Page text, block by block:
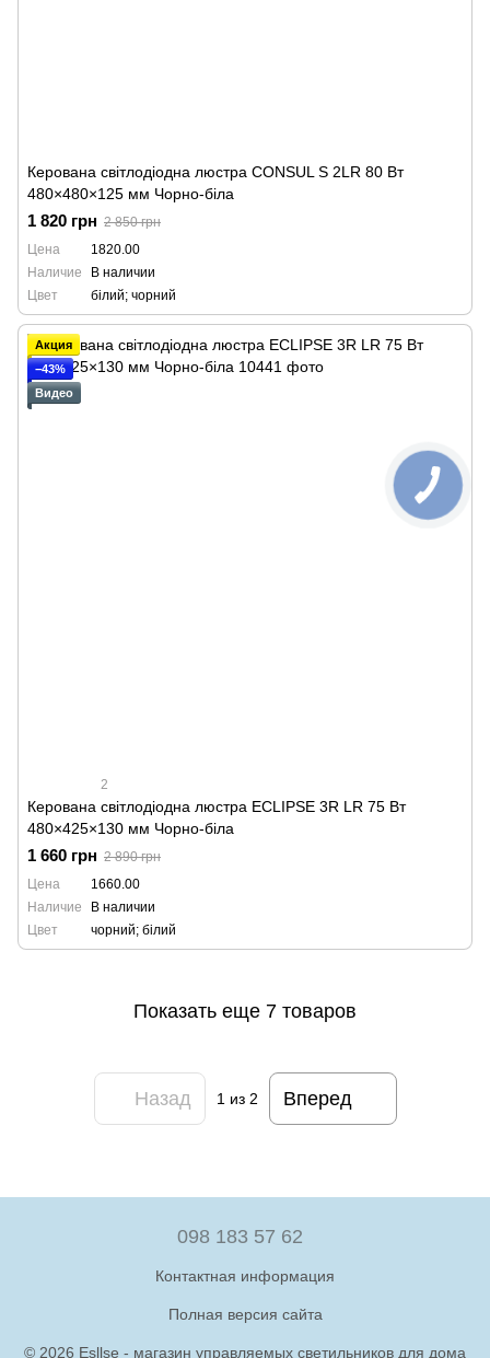
Керована світлодіодна люстра CONSUL S 2LR 80 Вт
480×480×125 мм Чорно-біла
1 820 грн 2 850 грн
Цена
1820.00
Наличие
В наличии
Цвет
білий; чорний
Акция
−43%
Видео
2
Керована світлодіодна люстра ECLIPSE 3R LR 75 Вт
480×425×130 мм Чорно-біла
1 660 грн 2 890 грн
Цена
1660.00
Наличие
В наличии
Цвет
чорний; білий
Показать еще 7 товаров
Назад 1 из 2 Вперед
098 183 57 62
Контактная информация
Полная версия сайта
© 2026 Esllse - магазин управляемых светильников для дома